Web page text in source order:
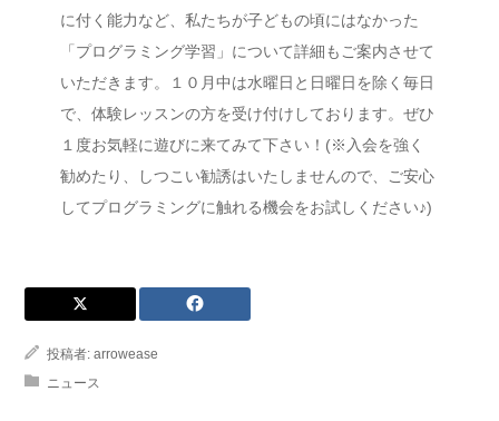
に付く能力など、私たちが子どもの頃にはなかった
「プログラミング学習」について詳細もご案内させて
いただきます。１０月中は水曜日と日曜日を除く毎日
で、体験レッスンの方を受け付けしております。ぜひ
１度お気軽に遊びに来てみて下さい！(※入会を強く
勧めたり、しつこい勧誘はいたしませんので、ご安心
してプログラミングに触れる機会をお試しください♪)
投稿者: arrowease
ニュース